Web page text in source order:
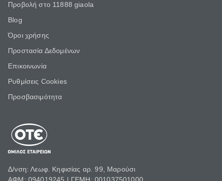
Προβολή στο 11888 giaola
Blog
Όροι χρήσης
Προστασία Δεδομένων
Επικοινωνία
Ρυθμίσεις Cookies
Προσβασιμότητα
Δ/νση: Λεωφ. Κηφισίας αρ. 99, Μαρούσι